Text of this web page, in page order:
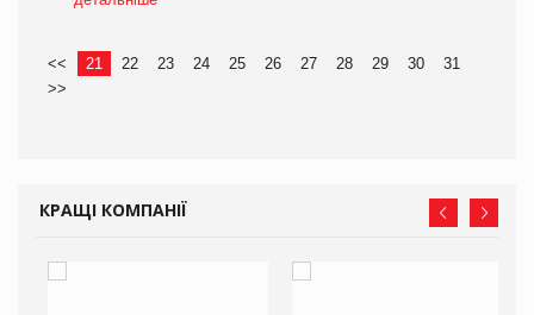
<< 21 22 23 24 25 26 27 28 29 30
31
>>
КРАЩІ КОМПАНІЇ